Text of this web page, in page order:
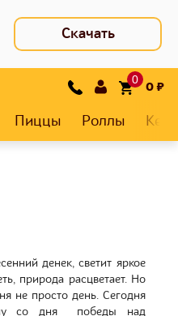
Скачать
0
0₽
Пиццы Роллы
денек, светит яркое
природа расцветает. Но
не просто день. Сегодня
со дня победы над